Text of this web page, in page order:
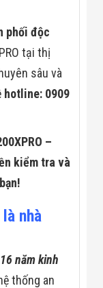
phối độc
tại thị
sâu và
hotline: 0909
–
kiểm tra và
nhà
16 năm kinh
thống an